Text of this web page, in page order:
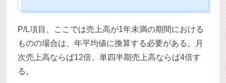
P/L項目、ここでは売上高が1年未満の期間における
ものの場合は、年平均値に換算する必要がある。月
次売上高ならば12倍、単四半期売上高ならば4倍す
る。